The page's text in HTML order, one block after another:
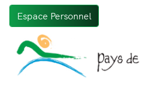
Espace Personnel